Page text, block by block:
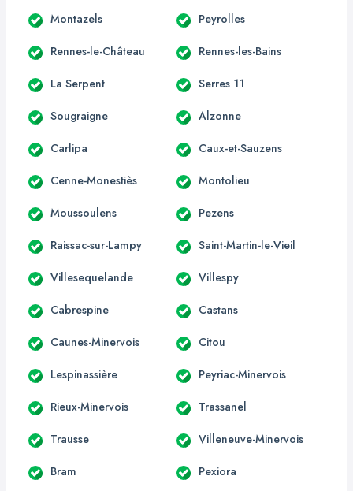
Montazels Peyrolles
Rennes-le-Château Rennes-les-Bains
La Serpent Serres 11
Sougraigne Alzonne
Carlipa Caux-et-Sauzens
Cenne-Monestiès Montolieu
Moussoulens Pezens
Raissac-sur-Lampy Saint-Martin-le-Vieil
Villesequelande Villespy
Cabrespine Castans
Caunes-Minervois Citou
Lespinassière Peyriac-Minervois
Rieux-Minervois Trassanel
Trausse Villeneuve-Minervois
Bram Pexiora